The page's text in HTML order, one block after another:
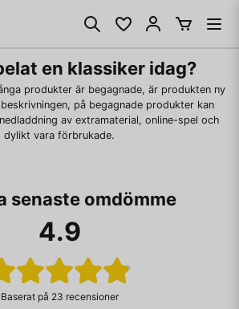
en klassiker idag?
produkter är begagnade, är produkten ny
på begagnade produkter kan
av extramaterial, online-spel och
dylikt vara förbrukade.
senaste omdömme
4.9
Baserat på 23 recensioner